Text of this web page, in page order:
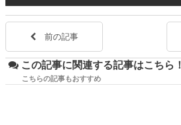
前の記事
この記事に関連する記事はこちら！
こちらの記事もおすすめ